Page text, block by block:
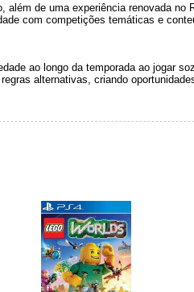
de uma experiência renovada no
com competições temáticas e
ao longo da temporada ao jogar
alternativas, criando